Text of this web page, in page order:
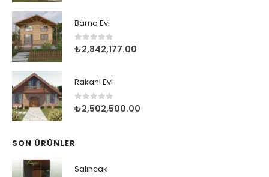
Barna Evi
0 5 üzerinden
₺2,842,177.00
Rakani Evi
0 5 üzerinden
₺2,502,500.00
SON ÜRÜNLER
Salıncak